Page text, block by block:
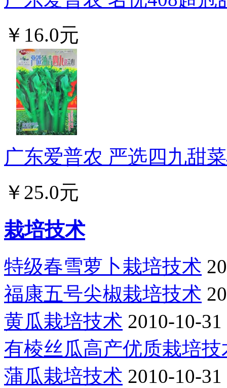
￥16.0元
广东爱普农 严选四九甜
￥25.0元
栽培技术
特级春雪萝卜栽培技术
福康五号尖椒栽培技术
黄瓜栽培技术 2010-10-31
有棱丝瓜高产优质栽培技
蒲瓜栽培技术 2010-10-31